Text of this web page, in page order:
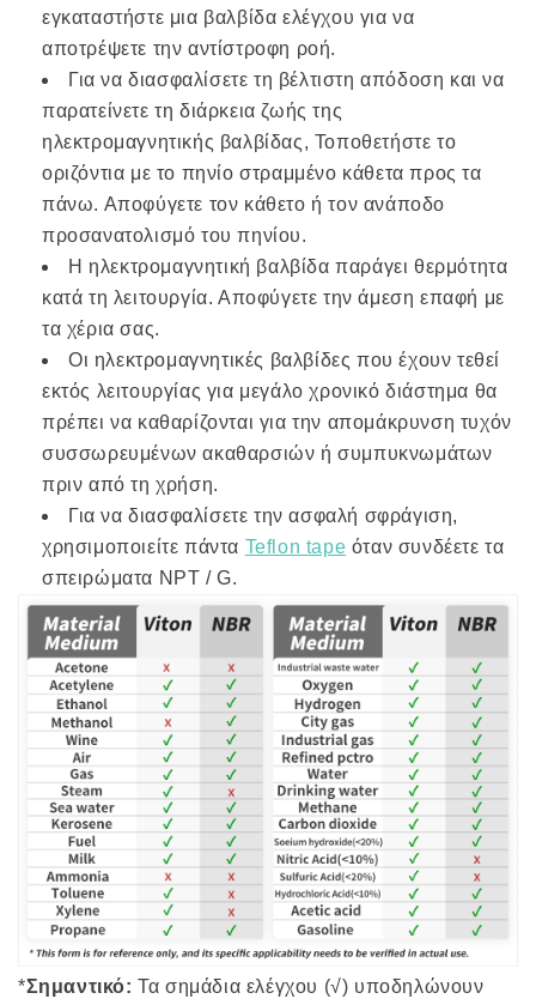
εγκαταστήστε μια βαλβίδα ελέγχου για να
αποτρέψετε την αντίστροφη ροή.
Για να διασφαλίσετε τη βέλτιστη απόδοση και να
παρατείνετε τη διάρκεια ζωής της
ηλεκτρομαγνητικής βαλβίδας, Τοποθετήστε το
οριζόντια με το πηνίο στραμμένο κάθετα προς τα
πάνω. Αποφύγετε τον κάθετο ή τον ανάποδο
προσανατολισμό του πηνίου.
Η ηλεκτρομαγνητική βαλβίδα παράγει θερμότητα
κατά τη λειτουργία. Αποφύγετε την άμεση επαφή με
τα χέρια σας.
Οι ηλεκτρομαγνητικές βαλβίδες που έχουν τεθεί
εκτός λειτουργίας για μεγάλο χρονικό διάστημα θα
πρέπει να καθαρίζονται για την απομάκρυνση τυχόν
συσσωρευμένων ακαθαρσιών ή συμπυκνωμάτων
πριν από τη χρήση.
Για να διασφαλίσετε την ασφαλή σφράγιση,
χρησιμοποιείτε πάντα Teflon tape όταν συνδέετε τα
σπειρώματα NPT / G.
*Σημαντικό: Τα σημάδια ελέγχου (√) υποδηλώνουν